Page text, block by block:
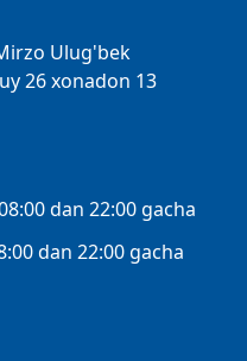
Ulug'bek
26 xonadon 13
dan 22:00 gacha
dan 22:00 gacha